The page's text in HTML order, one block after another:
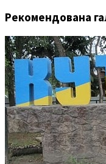
Рекомендована